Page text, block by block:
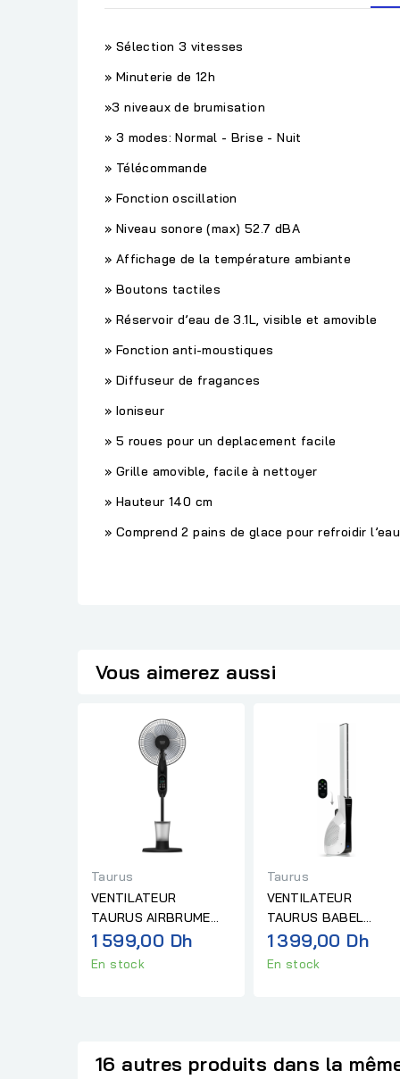
» Sélection 3 vitesses
» Minuterie de 12h
»3 niveaux de brumisation
» 3 modes: Normal - Brise - Nuit
» Télécommande
» Fonction oscillation
» Niveau sonore (max) 52.7 dBA
» Affichage de la température ambiante
» Boutons tactiles
» Réservoir d’eau de 3.1L, visible et amovible
» Fonction anti-moustiques
» Diffuseur de fragances
» Ioniseur
» 5 roues pour un deplacement facile
» Grille amovible, facile à nettoyer
» Hauteur 140 cm
» Comprend 2 pains de glace pour refroidir
Vous aimerez aussi
Taurus
VENTILATEUR
TAURUS AIRBRUME
MF2500
1 599,00 Dh
En stock
Taurus
VENTILATEUR
TAURUS BABEL
INVISIBLE TF8
1 399,00 Dh
En stock
16 autres produits dans la